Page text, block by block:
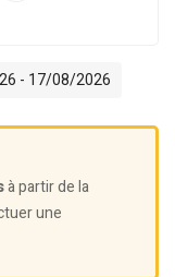
- 17/08/2026
à partir de la
une